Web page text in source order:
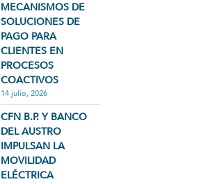
MECANISMOS DE
SOLUCIONES DE
PAGO PARA
CLIENTES EN
PROCESOS
COACTIVOS
14 julio, 2026
CFN B.P. Y BANCO
DEL AUSTRO
IMPULSAN LA
MOVILIDAD
ELÉCTRICA